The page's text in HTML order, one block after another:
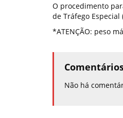
O procedimento
de Tráfego
*ATENÇÃO: peso
Não há